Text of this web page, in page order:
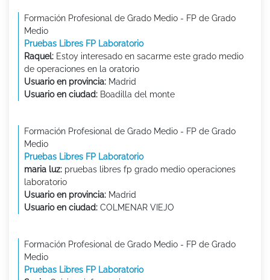
Formación Profesional de Grado Medio - FP de Grado
Medio
Pruebas Libres FP Laboratorio
Raquel: Estoy interesado en sacarme este grado medio
de operaciones en la oratorio
Usuario en provincia: Madrid
Usuario en ciudad: Boadilla del monte
Formación Profesional de Grado Medio - FP de Grado
Medio
Pruebas Libres FP Laboratorio
maria luz: pruebas libres fp grado medio operaciones
laboratorio
Usuario en provincia: Madrid
Usuario en ciudad: COLMENAR VIEJO
Formación Profesional de Grado Medio - FP de Grado
Medio
Pruebas Libres FP Laboratorio